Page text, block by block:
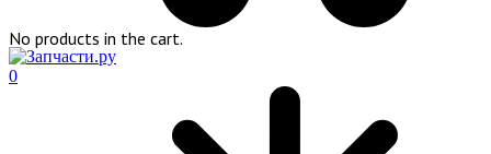
No products in the cart.
0